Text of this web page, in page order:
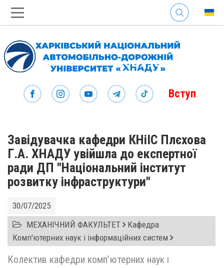
SEARCH
Вступ
Завідувачка кафедри КНіІС Плєхова
Г.А. ХНАДУ увійшла до експертної
ради ДП "Національний інститут
розвитку інфраструктури"
30/07/2025
МЕХАНІЧНИЙ ФАКУЛЬТЕТ Кафедра
Комп'ютерних наук і інформаційних систем
Колектив кафедри комп’ютерних наук і